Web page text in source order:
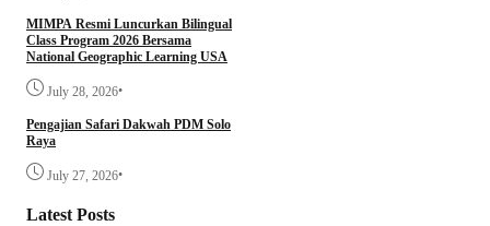
MIMPA Resmi Luncurkan Bilingual
Class Program 2026 Bersama
National Geographic Learning USA
July 28, 2026•
Pengajian Safari Dakwah PDM Solo
Raya
July 27, 2026•
Latest Posts